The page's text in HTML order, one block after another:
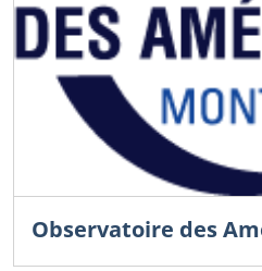
Observatoire des